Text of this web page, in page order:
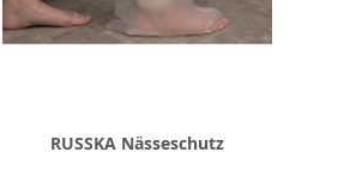
RUSSKA Nässeschutz